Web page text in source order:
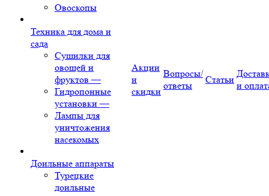
Овоскопы
Техника для дома и
сада
Сушилки для
овощей и
фруктов —
Гидропонные
установки —
Лампы для
уничтожения
насекомых
Доильные аппараты
Турецкие
доильные
Акции
и
скидки
Вопросы/
ответы
Статьи
и